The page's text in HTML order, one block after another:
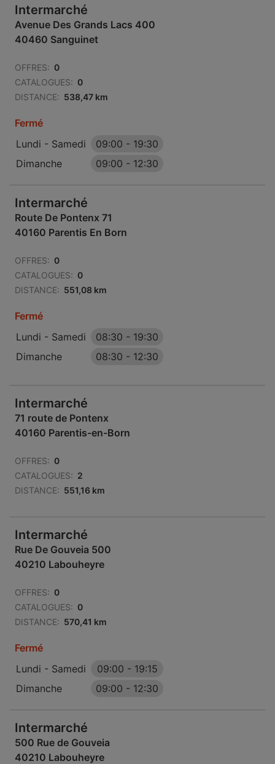
Intermarché
Avenue Des Grands Lacs 400
40460 Sanguinet
OFFRES: 0
CATALOGUES: 0
DISTANCE: 538,47 km
Fermé
Lundi - Samedi
09:00 - 19:30
Dimanche
09:00 - 12:30
Intermarché
Route De Pontenx 71
40160 Parentis En Born
OFFRES: 0
CATALOGUES: 0
DISTANCE: 551,08 km
Fermé
Lundi - Samedi
08:30 - 19:30
Dimanche
08:30 - 12:30
Intermarché
71 route de Pontenx
40160 Parentis-en-Born
OFFRES: 0
CATALOGUES: 2
DISTANCE: 551,16 km
Intermarché
Rue De Gouveia 500
40210 Labouheyre
OFFRES: 0
CATALOGUES: 0
DISTANCE: 570,41 km
Fermé
Lundi - Samedi
09:00 - 19:15
Dimanche
09:00 - 12:30
Intermarché
500 Rue de Gouveia
40210 Labouheyre